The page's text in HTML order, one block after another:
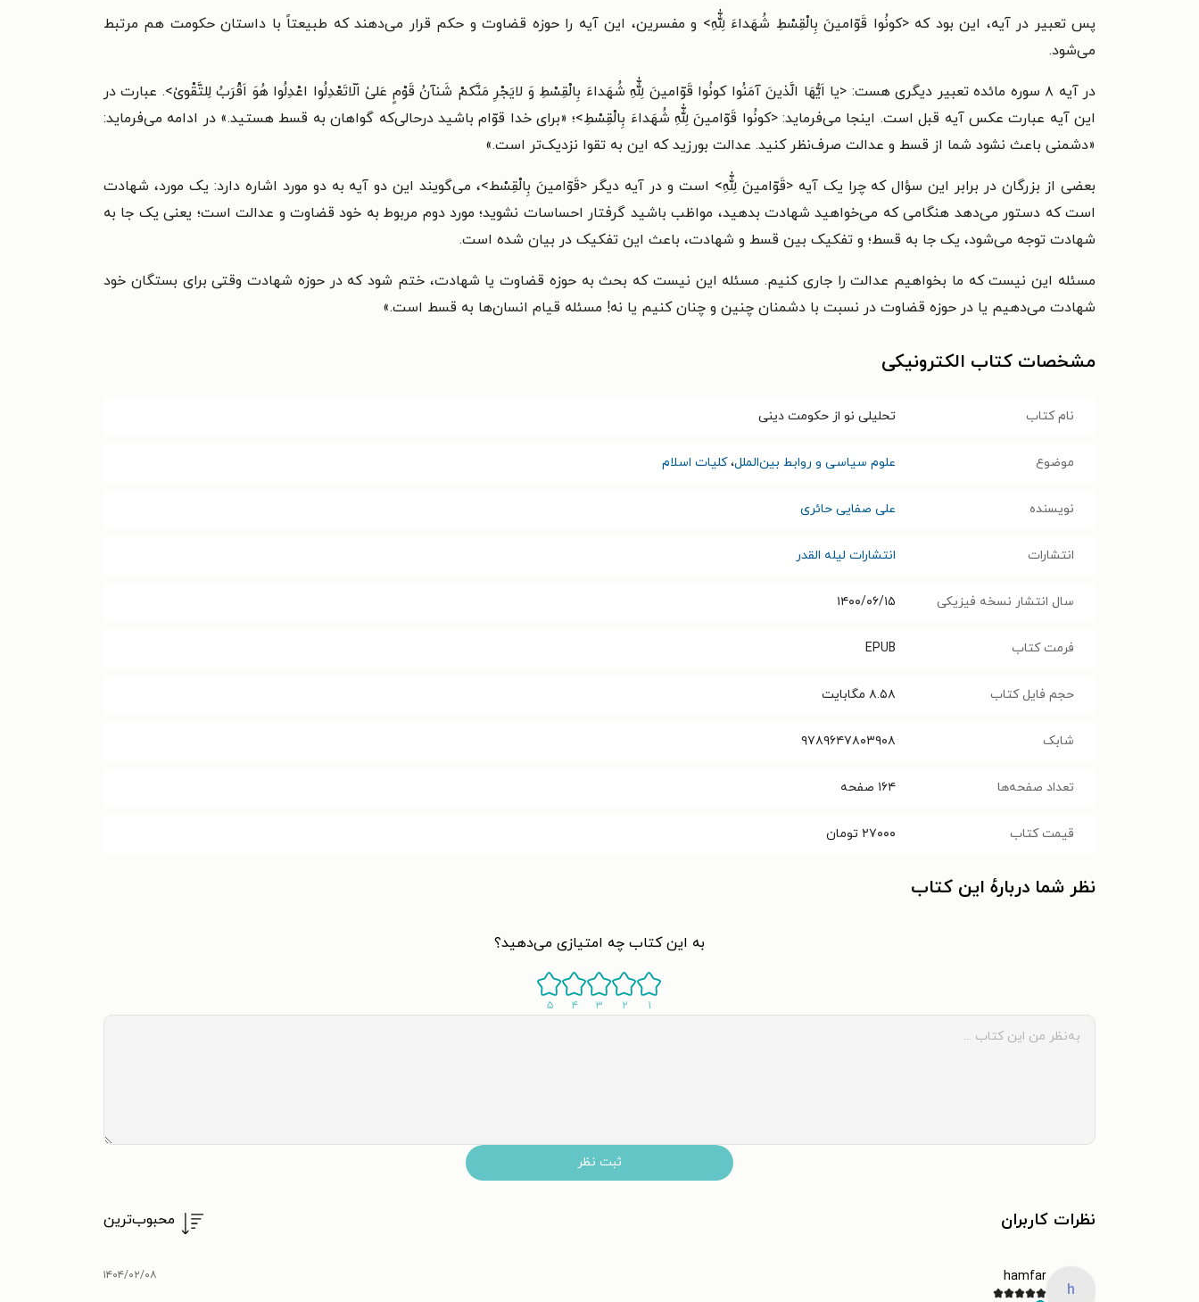
پس تعبیر در آیه، این بود که <کونُوا قَوّامینَ بِالْقِسْطِ شُهَداءَ لِلّٰهِ> و مفسرین، این آیه را حوزه قضاوت و حکم قرار می‌دهند که طبیعتاً با داستان حکومت هم مرتبط
می‌شود.
در آیه ۸ سوره مائده تعبیر دیگری هست: <یا اَیُّهَا الَّذینَ آمَنُوا کونُوا قَوّامینَ لِلّٰهِ شُهَداءَ بِالْقِسْطِ وَ لایَجْرِ مَنَّکمْ شَنآنُ قَوْمٍ عَلیٰ اَلّاتَعْدِلُوا اعْدِلُوا هُوَ اَقْرَبُ لِلتَّقْویٰ>. عبارت در
این آیه عبارت عکس آیه قبل است. اینجا می‌فرماید: <کونُوا قَوّامینَ لِلّٰهِ شُهَداءَ بِالْقِسْطِ>؛ «برای خدا قوّام باشید درحالی‌که گواهان به قسط هستید.» در ادامه می‌فرماید:
«دشمنی باعث نشود شما از قسط و عدالت صرف‌نظر کنید. عدالت بورزید که این به تقوا نزدیک‌تر است.»
بعضی از بزرگان در برابر این سؤال که چرا یک آیه <قَوّامینَ لِلّٰهِ> است و در آیه دیگر <قَوّامینَ بِالْقِسْط>، می‌گویند این دو آیه به دو مورد اشاره دارد: یک مورد، شهادت
است که دستور می‌دهد هنگامی که می‌خواهید شهادت بدهید، مواظب باشید گرفتار احساسات نشوید؛ مورد دوم مربوط به خود قضاوت و عدالت است؛ یعنی یک جا به
شهادت توجه می‌شود، یک جا به قسط؛ و تفکیک بین قسط و شهادت، باعث این تفکیک در بیان شده است.
مسئله این نیست که ما بخواهیم عدالت را جاری کنیم. مسئله این نیست که بحث به حوزه قضاوت یا شهادت، ختم شود که در حوزه شهادت وقتی برای بستگان خود
شهادت می‌دهیم یا در حوزه قضاوت در نسبت با دشمنان چنین و چنان کنیم یا نه! مسئله قیام انسان‌ها به قسط است.»
مشخصات کتاب الکترونیکی
نام کتاب تحلیلی نو از حکومت دینی
موضوع علوم سیاسی و روابط بین‌الملل،کلیات اسلام
نویسنده علی صفایی حائری
انتشارات انتشارات لیله القدر
سال انتشار نسخه فیزیکی ۱۴۰۰/۰۶/۱۵
فرمت کتاب EPUB
حجم فایل کتاب ۸.۵۸ مگابایت
شابک ۹۷۸۹۶۴۷۸۰۳۹۰۸
تعداد صفحه‌ها ۱۶۴ صفحه
قیمت کتاب ۲۷۰۰۰ تومان
نظر شما دربارهٔ این کتاب
به این کتاب چه امتیازی می‌دهید؟
۱ ۲ ۳ ۴ ۵
ثبت نظر
نظرات کاربران محبوب‌ترین
h
hamfar ۱۴۰۴/۰۲/۰۸